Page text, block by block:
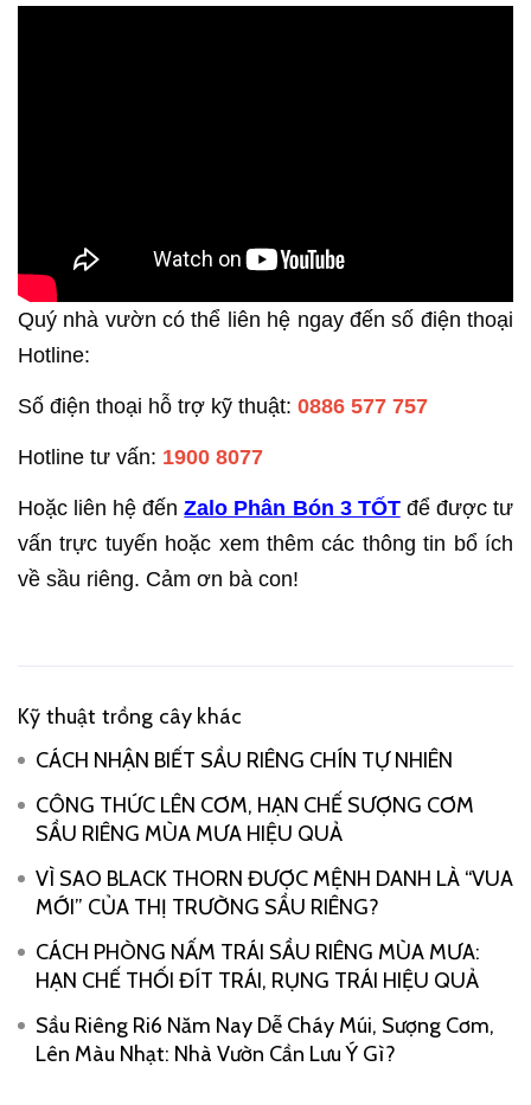
Quý nhà vườn có thể liên hệ ngay đến số điện thoại
Hotline:
Số điện thoại hỗ trợ kỹ thuật: 0886 577 757
Hotline tư vấn: 1900 8077
Hoặc liên hệ đếnZalo Phân Bón 3 TỐTđể được tư
vấn trực tuyến hoặc xem thêm các thông tin bổ ích
về sầu riêng. Cảm ơn bà con!
Kỹ thuật trồng cây khác
CÁCH NHẬN BIẾT SẦU RIÊNG CHÍN TỰ NHIÊN
CÔNG THỨC LÊN CƠM, HẠN CHẾ SƯỢNG CƠM
SẦU RIÊNG MÙA MƯA HIỆU QUẢ
VÌ SAO BLACK THORN ĐƯỢC MỆNH DANH LÀ “VUA
MỚI” CỦA THỊ TRƯỜNG SẦU RIÊNG?
CÁCH PHÒNG NẤM TRÁI SẦU RIÊNG MÙA MƯA:
HẠN CHẾ THỐI ĐÍT TRÁI, RỤNG TRÁI HIỆU QUẢ
Sầu Riêng Ri6 Năm Nay Dễ Cháy Múi, Sượng Cơm,
Lên Màu Nhạt: Nhà Vườn Cần Lưu Ý Gì?